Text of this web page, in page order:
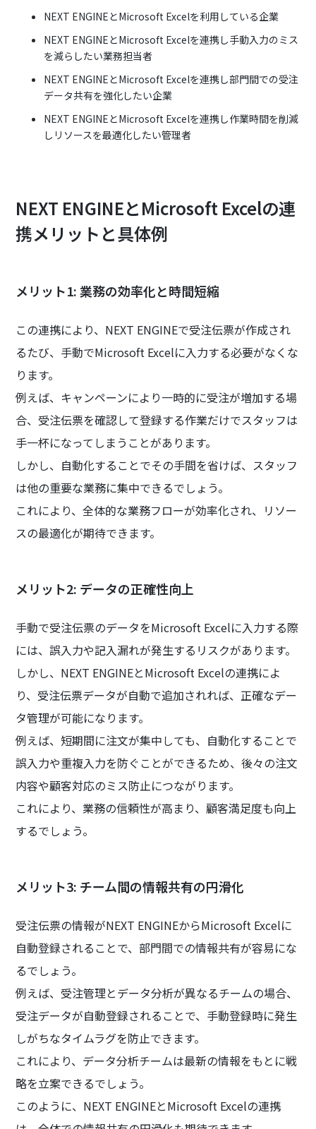
NEXT ENGINEとMicrosoft Excelを利用している企業
NEXT ENGINEとMicrosoft Excelを連携し手動入力のミス
を減らしたい業務担当者
NEXT ENGINEとMicrosoft Excelを連携し部門間での受注
データ共有を強化したい企業
NEXT ENGINEとMicrosoft Excelを連携し作業時間を削減
しリソースを最適化したい管理者
NEXT ENGINEとMicrosoft Excelの連
携メリットと具体例
メリット1: 業務の効率化と時間短縮
この連携により、NEXT ENGINEで受注伝票が作成され
るたび、手動でMicrosoft Excelに入力する必要がなくな
ります。
例えば、キャンペーンにより一時的に受注が増加する場
合、受注伝票を確認して登録する作業だけでスタッフは
手一杯になってしまうことがあります。
しかし、自動化することでその手間を省けば、スタッフ
は他の重要な業務に集中できるでしょう。
これにより、全体的な業務フローが効率化され、リソー
スの最適化が期待できます。
メリット2: データの正確性向上
手動で受注伝票のデータをMicrosoft Excelに入力する際
には、誤入力や記入漏れが発生するリスクがあります。
しかし、NEXT ENGINEとMicrosoft Excelの連携によ
り、受注伝票データが自動で追加されれば、正確なデー
タ管理が可能になります。
例えば、短期間に注文が集中しても、自動化することで
誤入力や重複入力を防ぐことができるため、後々の注文
内容や顧客対応のミス防止につながります。
これにより、業務の信頼性が高まり、顧客満足度も向上
するでしょう。
メリット3: チーム間の情報共有の円滑化
受注伝票の情報がNEXT ENGINEからMicrosoft Excelに
自動登録されることで、部門間での情報共有が容易にな
るでしょう。
例えば、受注管理とデータ分析が異なるチームの場合、
受注データが自動登録されることで、手動登録時に発生
しがちなタイムラグを防止できます。
これにより、データ分析チームは最新の情報をもとに戦
略を立案できるでしょう。
このように、NEXT ENGINEとMicrosoft Excelの連携